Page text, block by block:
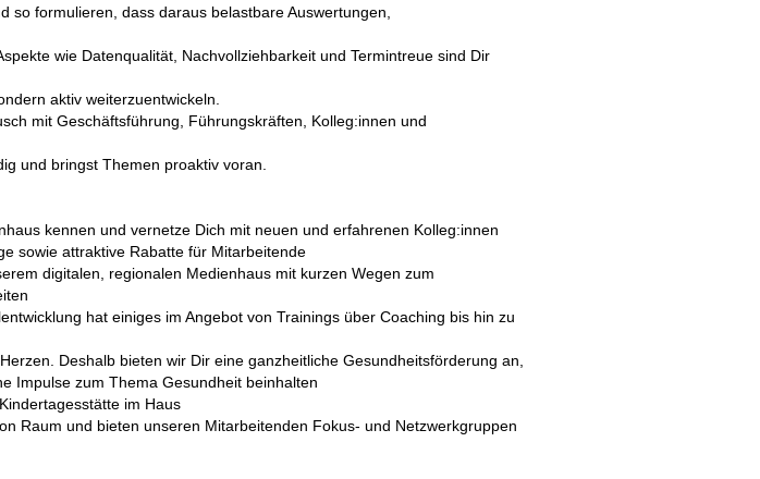
formulieren, dass daraus belastbare Auswertungen,
wie Datenqualität, Nachvollziehbarkeit und Termintreue sind Dir
aktiv weiterzuentwickeln.
mit Geschäftsführung, Führungskräften, Kolleg:innen und
und bringst Themen proaktiv voran.
kennen und vernetze Dich mit neuen und erfahrenen Kolleg:innen
sowie attraktive Rabatte für Mitarbeitende
digitalen, regionalen Medienhaus mit kurzen Wegen zum
hat einiges im Angebot von Trainings über Coaching bis hin zu
Deshalb bieten wir Dir eine ganzheitliche Gesundheitsförderung an,
Impulse zum Thema Gesundheit beinhalten
im Haus
Raum und bieten unseren Mitarbeitenden Fokus- und Netzwerkgruppen